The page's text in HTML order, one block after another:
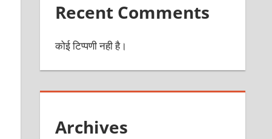
Recent Comments
कोई टिप्पणी नही है।
Archives